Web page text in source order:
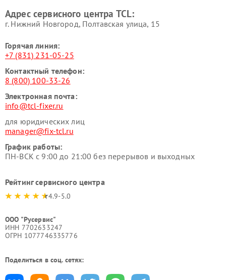
Адрес сервисного центра TCL:
г. Нижний Новгород, Полтавская улица, 15
Горячая линия:
+7 (831) 231-05-25
Контактный телефон:
8 (800) 100-33-26
Электронная почта:
info@tcl-fixer.ru
для юридических лиц
manager@fix-tcl.ru
График работы:
ПН-ВСК с 9:00 до 21:00 без перерывов и выходных
Рейтинг сервисного центра
4.9-5.0
ООО "Русервис"
ИНН 7702633247
ОГРН 1077746335776
Поделиться в соц. сетях: